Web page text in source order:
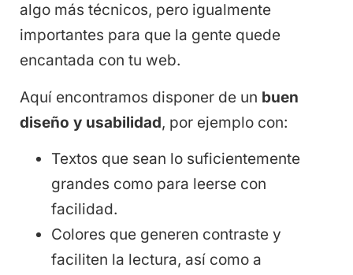
algo más técnicos, pero igualmente
importantes para que la gente quede
encantada con tu web.
Aquí encontramos disponer de un buen
diseño y usabilidad, por ejemplo con:
Textos que sean lo suficientemente
grandes como para leerse con
facilidad.
Colores que generen contraste y
faciliten la lectura, así como a